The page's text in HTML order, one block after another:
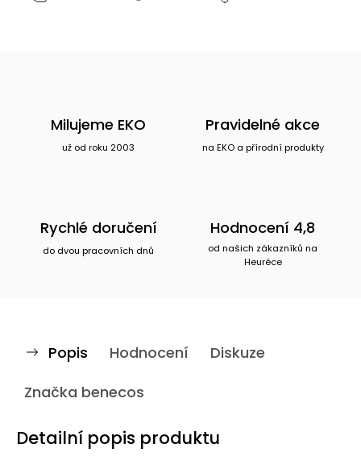
Milujeme EKO
už od roku 2003
Pravidelné akce
na EKO a přírodní produkty
Rychlé doručení
do dvou pracovních dnů
Hodnocení 4,8
od našich zákazníků na
Heuréce
Popis Hodnocení
Diskuze
Značka benecos
Detailní popis produktu